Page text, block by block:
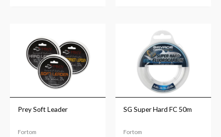
Prey Soft Leader
Fortom
til
kr199
SG Super Hard FC 50m
Fortom
kr219
til
kr549